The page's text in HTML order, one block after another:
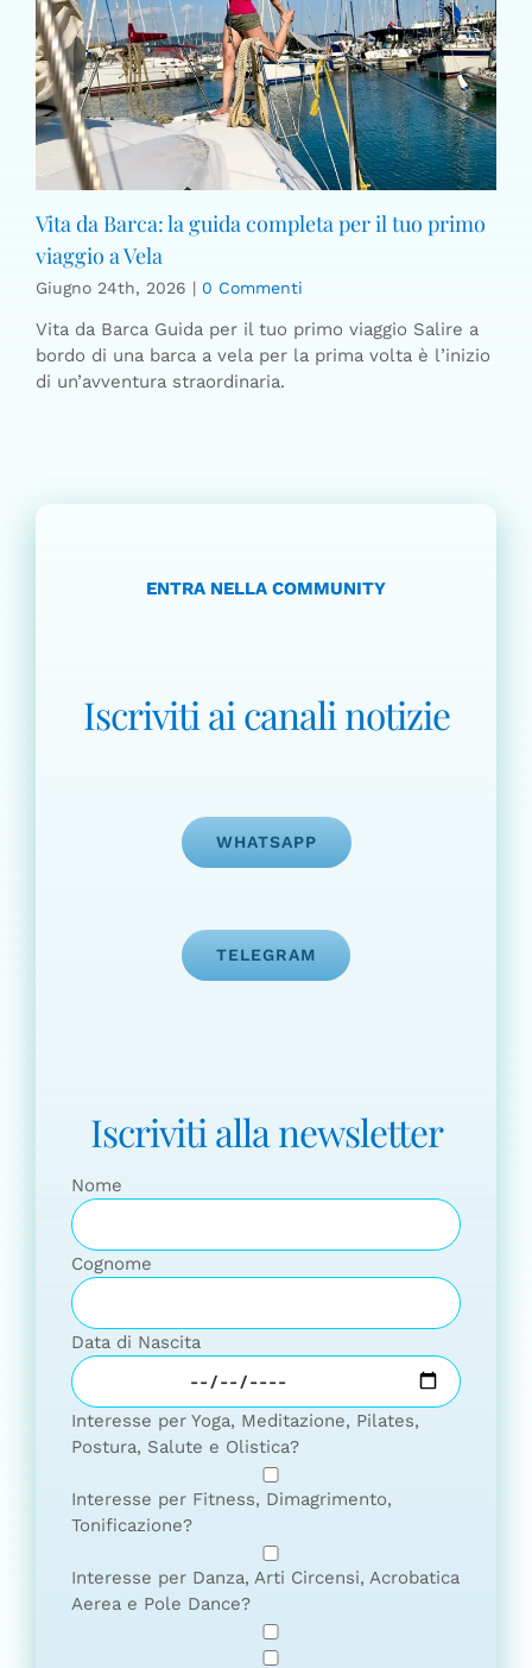
Vita da Barca: la guida completa per il tuo primo
viaggio a Vela
Giugno 24th, 2026 | 0 Commenti
Vita da Barca Guida per il tuo primo viaggio Salire a
bordo di una barca a vela per la prima volta è l’inizio
di un’avventura straordinaria.
ENTRA NELLA COMMUNITY
Iscriviti ai canali notizie
WHATSAPP
TELEGRAM
Iscriviti alla newsletter
Nome
Cognome
Data di Nascita
Interesse per Yoga, Meditazione, Pilates,
Postura, Salute e Olistica?
Interesse per Fitness, Dimagrimento,
Tonificazione?
Interesse per Danza, Arti Circensi, Acrobatica
Aerea e Pole Dance?